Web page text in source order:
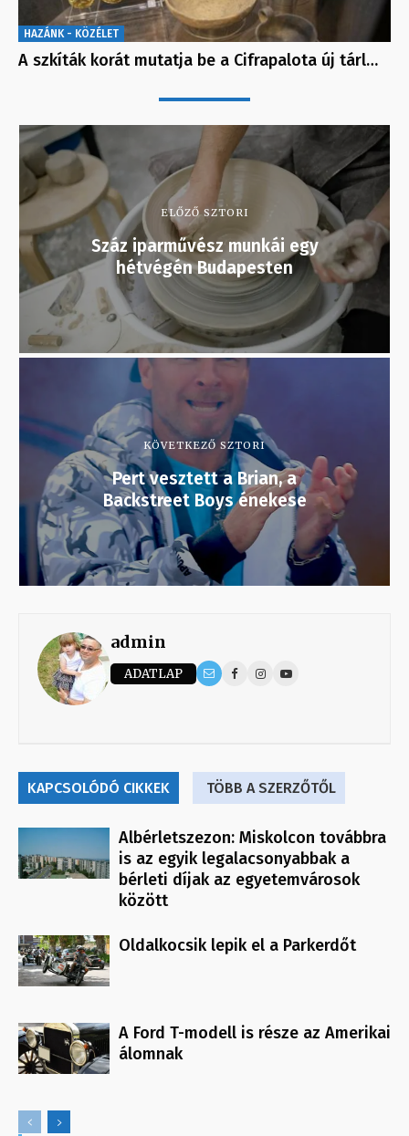
HAZÁNK - KÖZÉLET
A szkíták korát mutatja be a Cifrapalota új tárl…
ELŐZŐ SZTORI
Száz iparművész munkái egy
hétvégén Budapesten
KÖVETKEZŐ SZTORI
Pert vesztett a Brian, a
Backstreet Boys énekese
admin
ADATLAP
KAPCSOLÓDÓ CIKKEK TÖBB A SZERZŐTŐL
Albérletszezon: Miskolcon továbbra
is az egyik legalacsonyabbak a
bérleti díjak az egyetemvárosok
között
Oldalkocsik lepik el a Parkerdőt
A Ford T-modell is része az Amerikai
álomnak